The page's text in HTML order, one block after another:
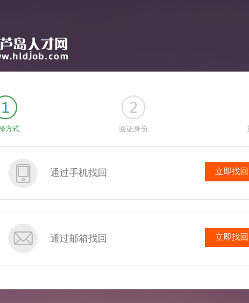
方式 验证身份
通过手机找回 立即找回
通过邮箱找回 立即找回